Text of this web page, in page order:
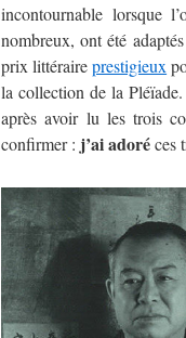
incontournable lorsque
nombreux, ont été
prix littéraireprestigieux
la collection de la
après avoir lu les trois
confirmer : j’ai adoréces